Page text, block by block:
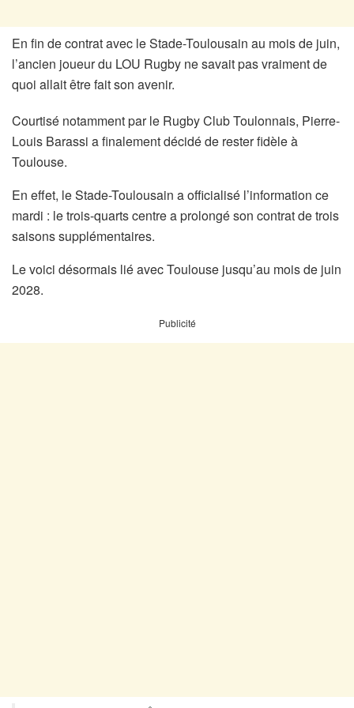
En fin de contrat avec le Stade-Toulousain au mois de juin,
l’ancien joueur du LOU Rugby ne savait pas vraiment de
quoi allait être fait son avenir.
Courtisé notamment par le Rugby Club Toulonnais, Pierre-
Louis Barassi a finalement décidé de rester fidèle à
Toulouse.
En effet, le Stade-Toulousain a officialisé l’information ce
mardi : le trois-quarts centre a prolongé son contrat de trois
saisons supplémentaires.
Le voici désormais lié avec Toulouse jusqu’au mois de juin
2028.
Publicité